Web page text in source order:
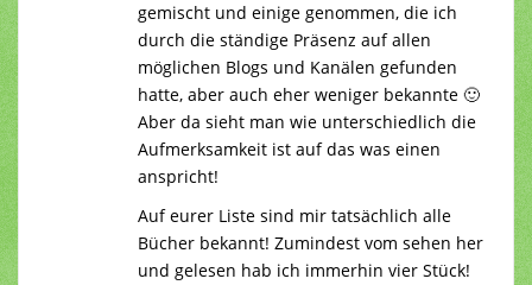
gemischt und einige genommen, die ich
durch die ständige Präsenz auf allen
möglichen Blogs und Kanälen gefunden
hatte, aber auch eher weniger bekannte 🙂
Aber da sieht man wie unterschiedlich die
Aufmerksamkeit ist auf das was einen
anspricht!
Auf eurer Liste sind mir tatsächlich alle
Bücher bekannt! Zumindest vom sehen her
und gelesen hab ich immerhin vier Stück!